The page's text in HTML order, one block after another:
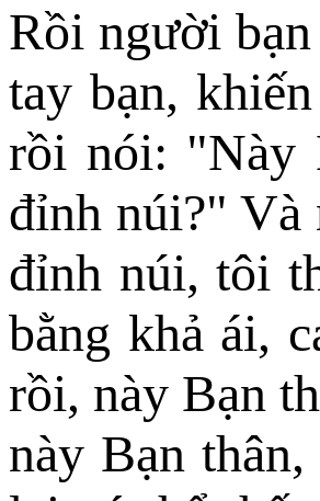
Rồi người
tay bạn,
rồi nói: "Này
đỉnh núi?" Và
đỉnh núi, tôi
bằng khả ái,
rồi, này Bạn
này Bạn